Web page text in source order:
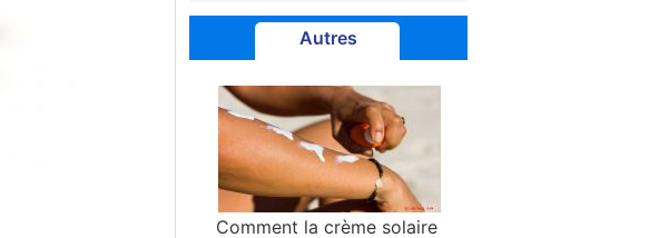
Autres
Comment la crème solaire